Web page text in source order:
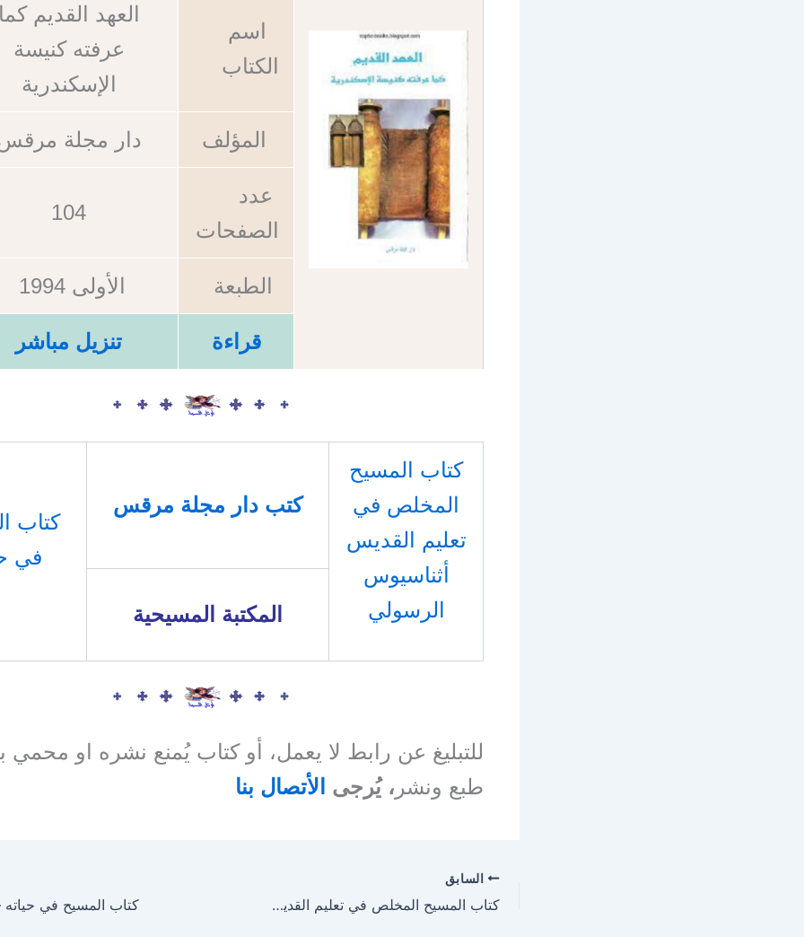
اسم
الكتاب
العهد القديم
عرفته كنيسة
الإسكندرية
المؤلف دار مجلة
عدد
الصفحات
104
الطبعة الأولى 1994
قراءة تنزيل مباشر
كتاب المسيح
المخلص في
تعليم القديس
أثناسيوس
الرسولي
كتب دار مجلة مرقس
كتاب
في
المكتبة المسيحية
للتبليغ عن رابط لا يعمل، أو كتاب يُمنع نشره او
طبع ونشر ، يُرجى الأتصال بنا
السابق
كتاب المسيح المخلص في تعليم القديس أثناسيوس الرسولي